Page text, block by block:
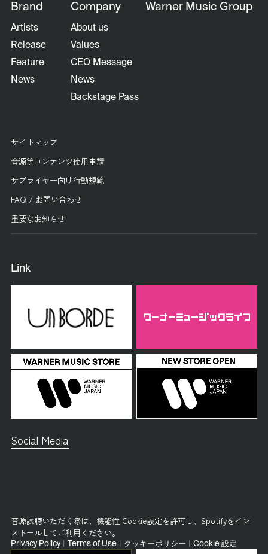
Brand
Artists
Release
Feature
News
Company
About us
Values
CEO Message
News
Backstage Pass
Warner Music Group
サイトマップ
音源等コンテンツ使用申請
サプライヤー向け行動規範
FAQ / お問い合わせ
重要なお知らせ
Link
Social Media
音源試聴いただく際は、 機能性 Cookie設定を許可し、 Spotifyをイン
ストールしてご利用ください。
Privacy Policy Terms of Use クッキーポリシー Cookie 設定